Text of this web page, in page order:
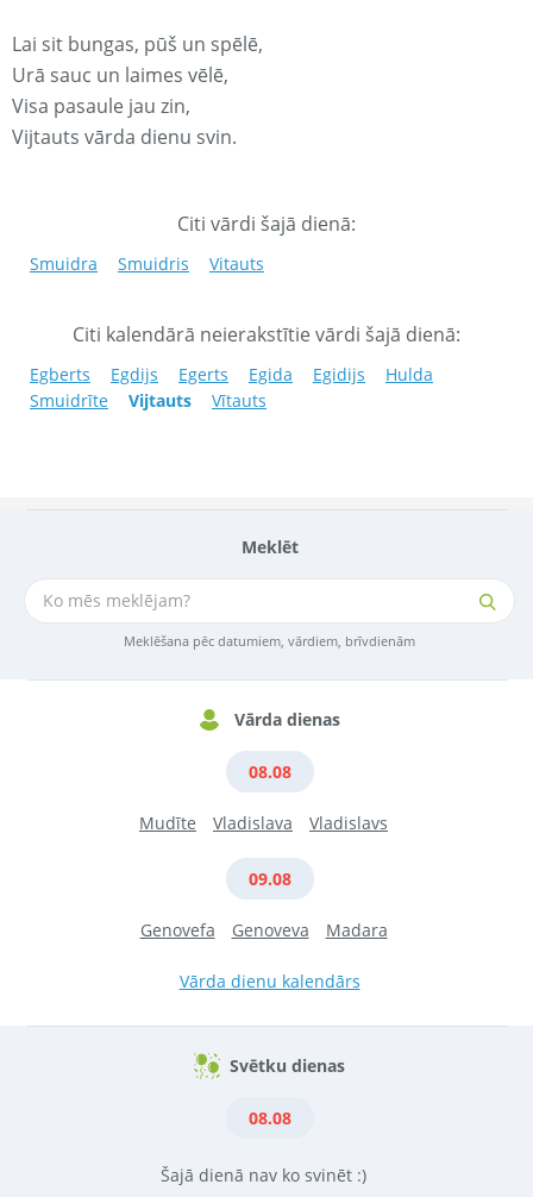
Meklēt
Meklēšana pēc datumiem, vārdiem, brīvdienām
Vārda dienas
08.08
Mudīte Vladislava Vladislavs
09.08
Genovefa Genoveva Madara
Vārda dienu kalendārs
Svētku dienas
08.08
Šajā dienā nav ko svinēt :)
Lai sit bungas, pūš un spēlē,
Urā sauc un laimes vēlē,
Visa pasaule jau zin,
Vijtauts vārda dienu svin.
Citi vārdi šajā dienā:
Smuidra Smuidris Vitauts
Citi kalendārā neierakstītie vārdi šajā dienā:
Egberts Egdijs Egerts Egida Egidijs
Hulda
Smuidrīte
Vijtauts Vītauts